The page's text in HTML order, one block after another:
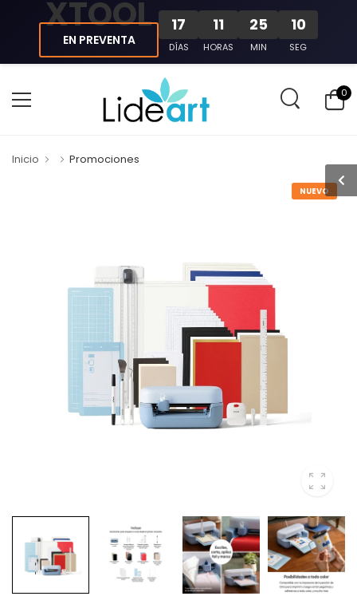
XTOOL
EN PREVENTA
17
DÍAS
11
HORAS
25
MIN
09
SEG
0
Inicio Promociones
NUEVO